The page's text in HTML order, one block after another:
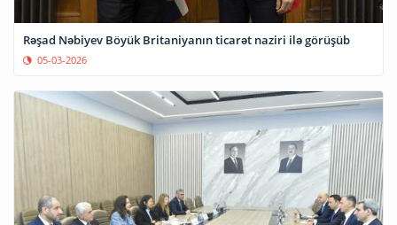
Rəşad Nəbiyev Böyük Britaniyanın ticarət naziri ilə görüşüb
05-03-2026